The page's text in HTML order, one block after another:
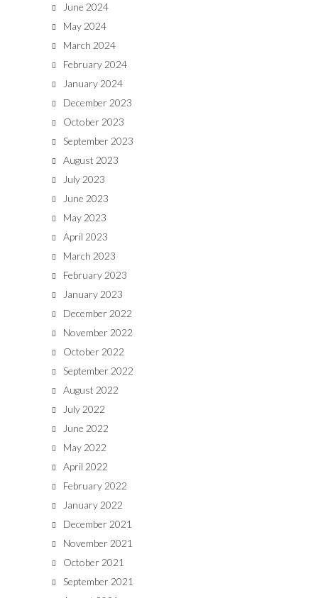
June 2024
May 2024
March 2024
February 2024
January 2024
December 2023
October 2023
September 2023
August 2023
July 2023
June 2023
May 2023
April 2023
March 2023
February 2023
January 2023
December 2022
November 2022
October 2022
September 2022
August 2022
July 2022
June 2022
May 2022
April 2022
February 2022
January 2022
December 2021
November 2021
October 2021
September 2021